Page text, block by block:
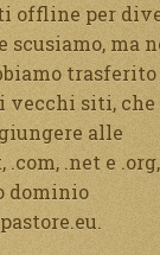
offline per
scusiamo, ma
trasferito
vecchi siti, che
alle
.net e
dominio